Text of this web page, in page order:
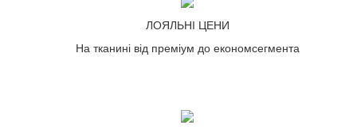
ЛОЯЛЬНІ ЦЕНИ
На тканині від преміум до економсегмента